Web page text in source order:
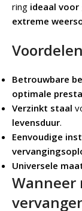
ring ideaal voor
extreme
Betrouwbare
optimale
Verzinkt staal
levensduur.
Eenvoudige
Universele